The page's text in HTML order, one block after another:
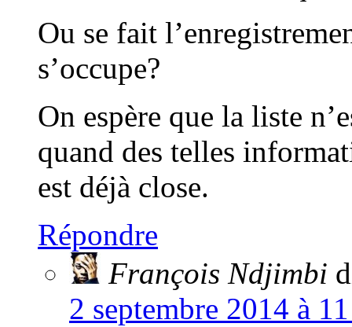
Ou se fait
s’occupe?
On espère que la liste
quand des telles
est déjà close.
Répondre
François Ndjimbi
2 septembre 2014 à